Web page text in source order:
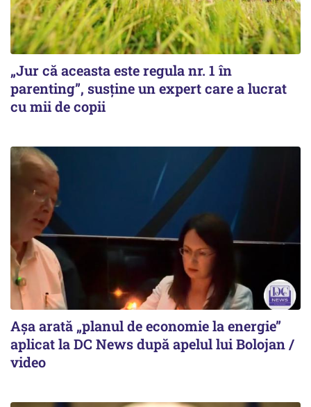
„Jur că aceasta este regula nr. 1 în
parenting”, susține un expert care a lucrat
cu mii de copii
Așa arată „planul de economie la energie”
aplicat la DC News după apelul lui Bolojan /
video